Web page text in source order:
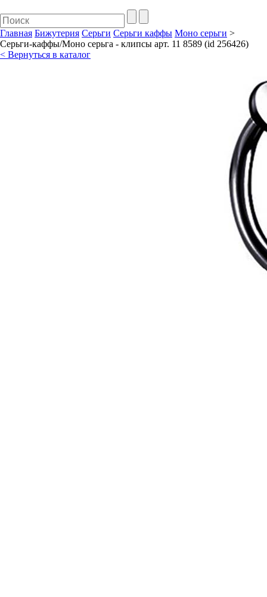
Главная Бижутерия Серьги Серьги каффы Моно серьги >
Серьги-каффы/Моно серьга - клипсы арт. 11 8589 (id 256426)
< Вернуться в каталог